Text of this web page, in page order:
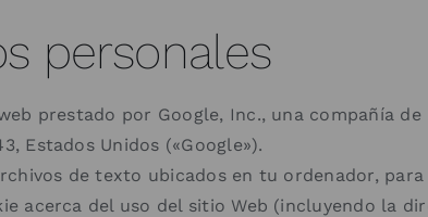
personales
prestado por Google, Inc., una compañía
Estados Unidos («Google»).
de texto ubicados en tu ordenador,
acerca del uso del sitio Web (incluyendo la